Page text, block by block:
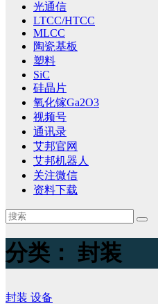
光通信
LTCC/HTCC
MLCC
陶瓷基板
塑料
SiC
硅晶片
氧化镓Ga2O3
视频号
通讯录
艾邦官网
艾邦机器人
关注微信
资料下载
分类： 封装
封装 设备